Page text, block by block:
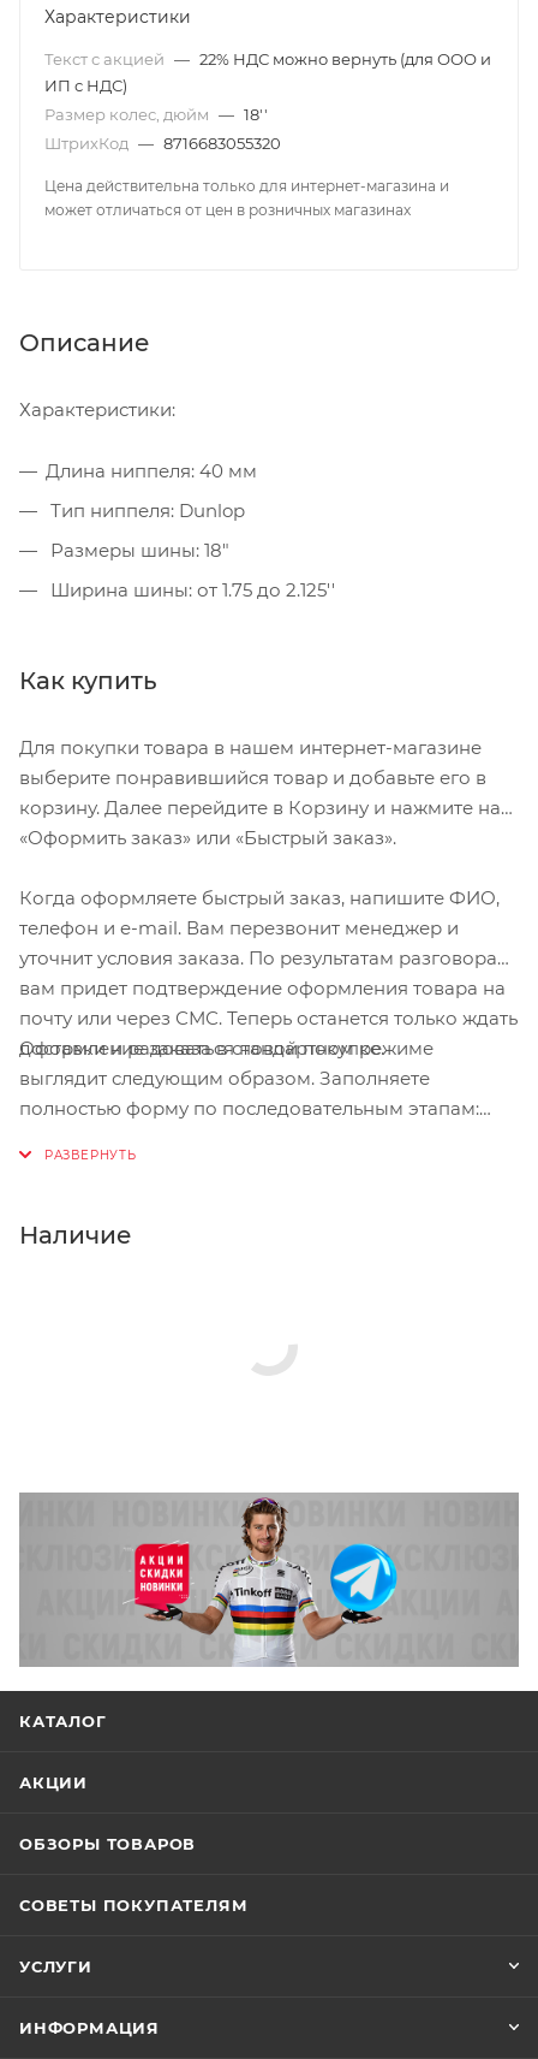
Характеристики
Текст с акцией — 22% НДС можно вернуть (для ООО и
ИП с НДС)
Размер колес, дюйм — 18''
ШтрихКод — 8716683055320
Цена действительна только для интернет-магазина и
может отличаться от цен в розничных магазинах
Описание
Характеристики:
Длина ниппеля: 40 мм
Тип ниппеля: Dunlop
Размеры шины: 18"
Ширина шины: от 1.75 до 2.125''
Как купить
Для покупки товара в нашем интернет-магазине
выберите понравившийся товар и добавьте его в
корзину. Далее перейдите в Корзину и нажмите на
«Оформить заказ» или «Быстрый заказ».
Когда оформляете быстрый заказ, напишите ФИО,
телефон и e-mail. Вам перезвонит менеджер и
уточнит условия заказа. По результатам разговора
вам придет подтверждение оформления товара на
почту или через СМС. Теперь останется только ждать
доставки и радоваться новой покупке.
Оформление заказа в стандартном режиме
выглядит следующим образом. Заполняете
полностью форму по последовательным этапам:
Нажмите кнопку «Оформить заказ».
Наличие
КАТАЛОГ
АКЦИИ
ОБЗОРЫ ТОВАРОВ
СОВЕТЫ ПОКУПАТЕЛЯМ
УСЛУГИ
ИНФОРМАЦИЯ